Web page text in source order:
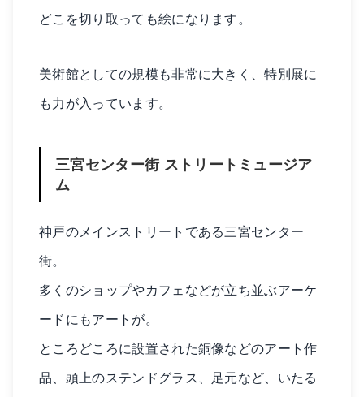
どこを切り取っても絵になります。
美術館としての規模も非常に大きく、特別展に
も力が入っています。
三宮センター街 ストリートミュージア
ム
神戸のメインストリートである三宮センター
街。
多くのショップやカフェなどが立ち並ぶアーケ
ードにもアートが。
ところどころに設置された銅像などのアート作
品、頭上のステンドグラス、足元など、いたる